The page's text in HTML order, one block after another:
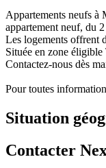
Appartements neufs à
appartement neuf, du
Les logements offrent
Située en zone
Contactez-nous dès
Pour toutes
Situation
Contacter